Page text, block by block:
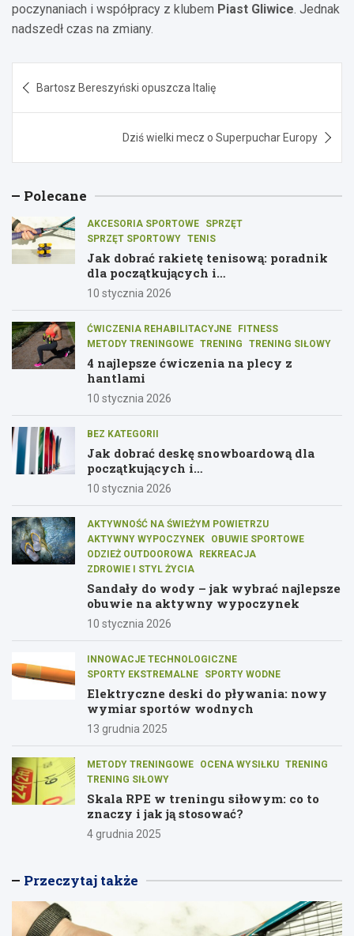
poczynaniach i współpracy z klubem Piast Gliwice. Jednak
nadszedł czas na zmiany.
wpisu
Bartosz Bereszyński opuszcza Italię
Dziś wielki mecz o Superpuchar Europy
Polecane
AKCESORIA SPORTOWE
SPRZĘT
SPRZĘT SPORTOWY TENIS
Jak dobrać rakietę tenisową: poradnik
dla początkujących i
średniozaawansowanych graczy
10 stycznia 2026
ĆWICZENIA REHABILITACYJNE
FITNESS
METODY TRENINGOWE TRENING TRENING SIŁOWY
4 najlepsze ćwiczenia na plecy z
hantlami
10 stycznia 2026
BEZ KATEGORII
Jak dobrać deskę snowboardową dla
początkujących i
średniozaawansowanych
10 stycznia 2026
AKTYWNOŚĆ NA ŚWIEŻYM POWIETRZU
AKTYWNY WYPOCZYNEK
OBUWIE SPORTOWE
ODZIEŻ OUTDOOROWA
REKREACJA
ZDROWIE I STYL ŻYCIA
Sandały do wody – jak wybrać najlepsze
obuwie na aktywny wypoczynek
10 stycznia 2026
INNOWACJE TECHNOLOGICZNE
SPORTY EKSTREMALNE
SPORTY WODNE
Elektryczne deski do pływania: nowy
wymiar sportów wodnych
13 grudnia 2025
METODY TRENINGOWE OCENA WYSIŁKU TRENING
TRENING SIŁOWY
Skala RPE w treningu siłowym: co to
znaczy i jak ją stosować?
4 grudnia 2025
Przeczytaj także